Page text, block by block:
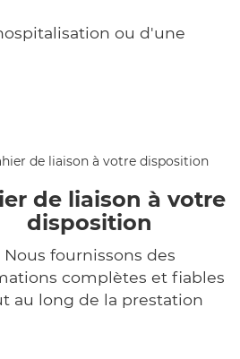
ou d'une
de liaison à votre
disposition
Nous fournissons des
complètes et fiables
au long de la prestation